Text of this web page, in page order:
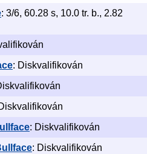
: 3/6, 60.28 s, 10.0 tr. b., 2.82
: Diskvalifikován
: Diskvalifikován
: Diskvalifikován